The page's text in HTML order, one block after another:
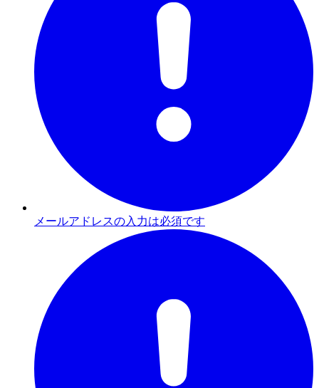
メールアドレスの入力は必須です